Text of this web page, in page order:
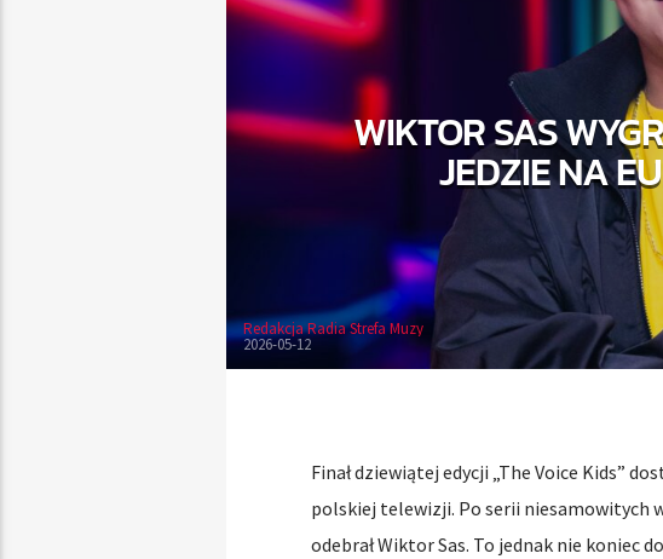
WIKTOR SAS
JEDZIE NA
Redakcja Radia Strefa Muzy
2026-05-12
Finał dziewiątej edycji „The Voice Kids”
polskiej telewizji. Po serii niesamowitych
odebrał Wiktor Sas. To jednak nie koniec